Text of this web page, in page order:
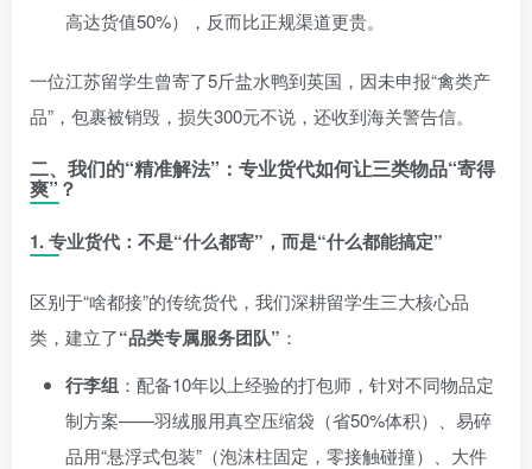
高达货值50%），反而比正规渠道更贵。
一位江苏留学生曾寄了5斤盐水鸭到英国，因未申报“禽类产
品”，包裹被销毁，损失300元不说，还收到海关警告信。
二、我们的“精准解法”：专业货代如何让三类物品“寄得
爽”？
1.专业货代：不是“什么都寄”，而是“什么都能搞定”
区别于“啥都接”的传统货代，我们深耕留学生三大核心品
类，建立了“品类专属服务团队” ：
行李组 ：配备10年以上经验的打包师，针对不同物品定
制方案——羽绒服用真空压缩袋（省50%体积）、易碎
品用“悬浮式包装”（泡沫柱固定，零接触碰撞）、大件